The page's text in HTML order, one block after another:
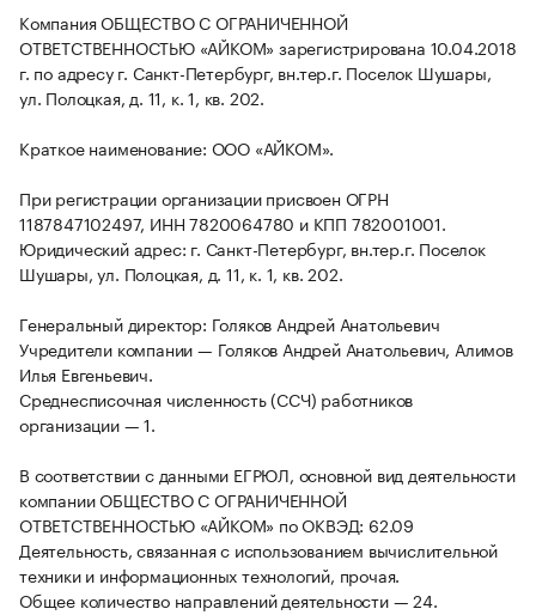
Компания ОБЩЕСТВО С ОГРАНИЧЕННОЙ
ОТВЕТСТВЕННОСТЬЮ «АЙКОМ» зарегистрирована 10.04.2018
г. по адресу г. Санкт-Петербург, вн.тер.г. Поселок Шушары,
ул. Полоцкая, д. 11, к. 1, кв. 202.
Краткое наименование: ООО «АЙКОМ».
При регистрации организации присвоен ОГРН
1187847102497, ИНН 7820064780 и КПП 782001001.
Юридический адрес: г. Санкт-Петербург, вн.тер.г. Поселок
Шушары, ул. Полоцкая, д. 11, к. 1, кв. 202.
Генеральный директор: Голяков Андрей Анатольевич
Учредители компании — Голяков Андрей Анатольевич, Алимов
Илья Евгеньевич.
Среднесписочная численность (ССЧ) работников
организации — 1.
В соответствии с данными ЕГРЮЛ, основной вид деятельности
компании ОБЩЕСТВО С ОГРАНИЧЕННОЙ
ОТВЕТСТВЕННОСТЬЮ «АЙКОМ» по ОКВЭД: 62.09
Деятельность, связанная с использованием вычислительной
техники и информационных технологий, прочая.
Общее количество направлений деятельности — 24.